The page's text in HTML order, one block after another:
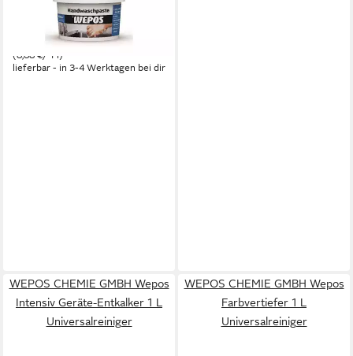
Wepos Handwaschpaste 500
ml Universalreiniger
(8,88 €/ 1 l)
lieferbar - in 3-4 Werktagen bei dir
WEPOS CHEMIE GMBH Wepos
Intensiv Geräte-Entkalker 1 L
Universalreiniger
WEPOS CHEMIE GMBH Wepos
Farbvertiefer 1 L
Universalreiniger